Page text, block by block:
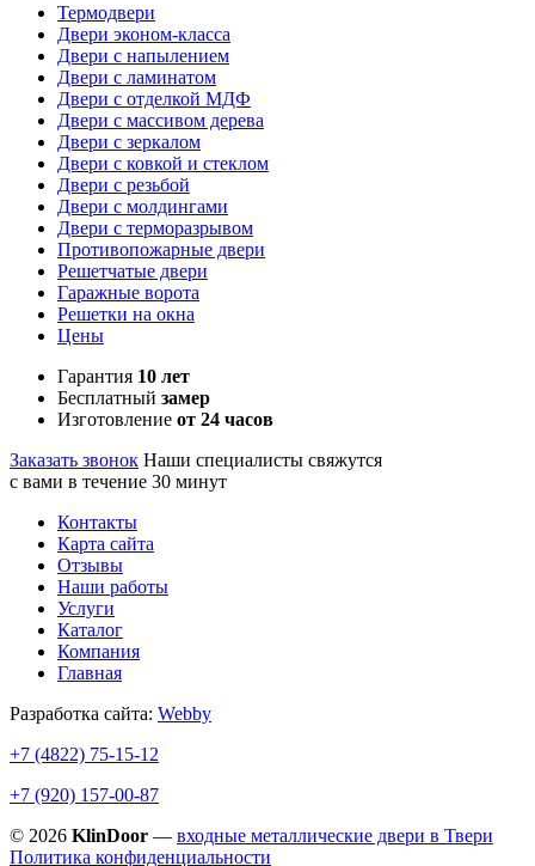
Термодвери
Двери эконом-класса
Двери с напылением
Двери с ламинатом
Двери с отделкой МДФ
Двери с массивом дерева
Двери с зеркалом
Двери с ковкой и стеклом
Двери с резьбой
Двери с молдингами
Двери с терморазрывом
Противопожарные двери
Решетчатые двери
Гаражные ворота
Решетки на окна
Цены
Гарантия 10 лет
Бесплатный замер
Изготовление от 24 часов
Заказать звонок Наши специалисты свяжутся
с вами в течение 30 минут
Контакты
Карта сайта
Отзывы
Наши работы
Услуги
Каталог
Компания
Главная
Разработка сайта: Webby
+7 (4822) 75-15-12
+7 (920) 157-00-87
© 2026 KlinDoor — входные металлические двери в Твери
Политика конфиденциальности